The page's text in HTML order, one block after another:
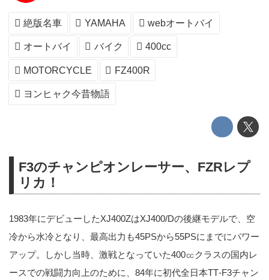
絶版名車 YAMAHA webオートバイ
オートバイ バイク 400cc
MOTORCYCLE FZ400R
ヨンヒャク今昔物語
F3のチャンピオンレーサー、FZRレプ
リカ！
1983年にデビューしたXJ400ZはXJ400/Dの後継モデルで、空
冷から水冷となり、最高出力も45PSから55PSにまでにパワー
アップ。しかし当時、激戦となっていた400㏄クラスの国内レ
ースでの戦闘力向上のために、84年に初代全日本TT‐F3チャン